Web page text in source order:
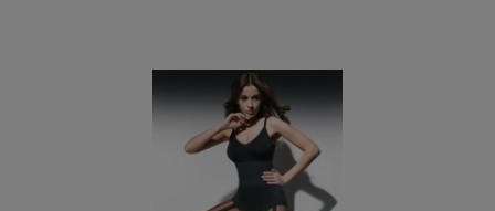
do koszyka